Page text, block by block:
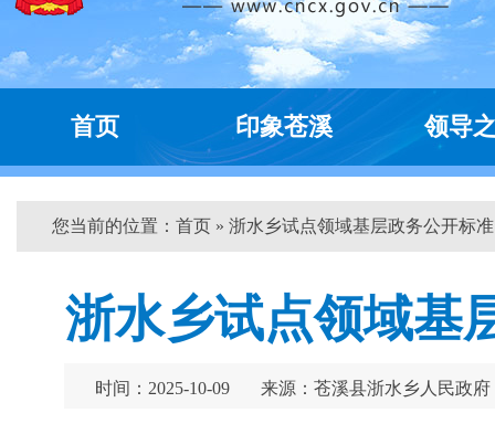
首页 印象苍溪 领导
您当前的位置： 首页 » 浙水乡试点领域基层政务公开标
浙水乡试点领域基
时间：2025-10-09 来源：苍溪县浙水乡人民政府